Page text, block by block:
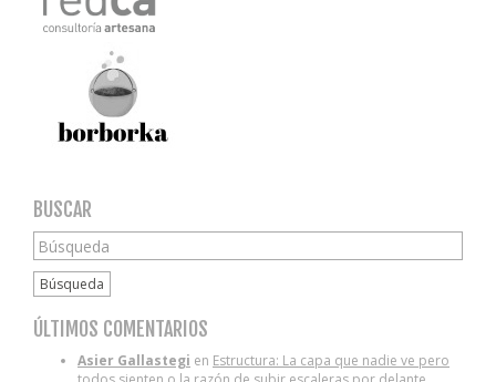
BUSCAR
Búsqueda
ÚLTIMOS COMENTARIOS
Asier Gallastegi en Estructura: La capa que nadie ve pero